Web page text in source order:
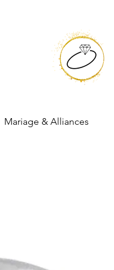
Mariage & Alliances